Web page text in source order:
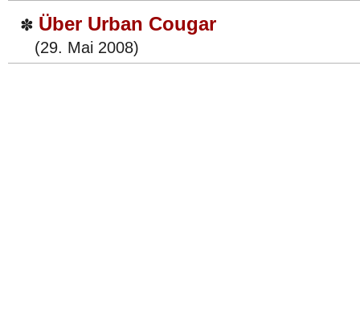
✽ Über Urban Cougar
(29. Mai 2008)